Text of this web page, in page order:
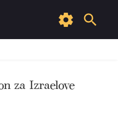
za Izraelove